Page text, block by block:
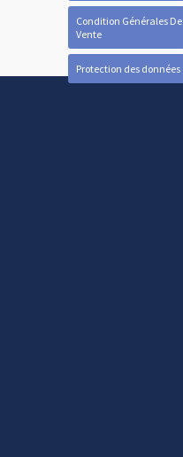
Condition Générales De
Vente
Protection des données